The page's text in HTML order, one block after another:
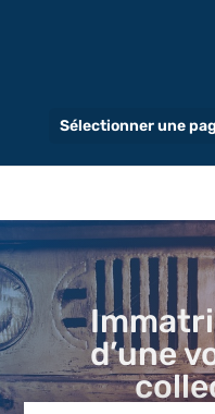
Sélectionner une
d’une